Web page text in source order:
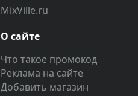
MixVille.ru
О сайте
Что такое промокод
Реклама на сайте
Добавить магазин